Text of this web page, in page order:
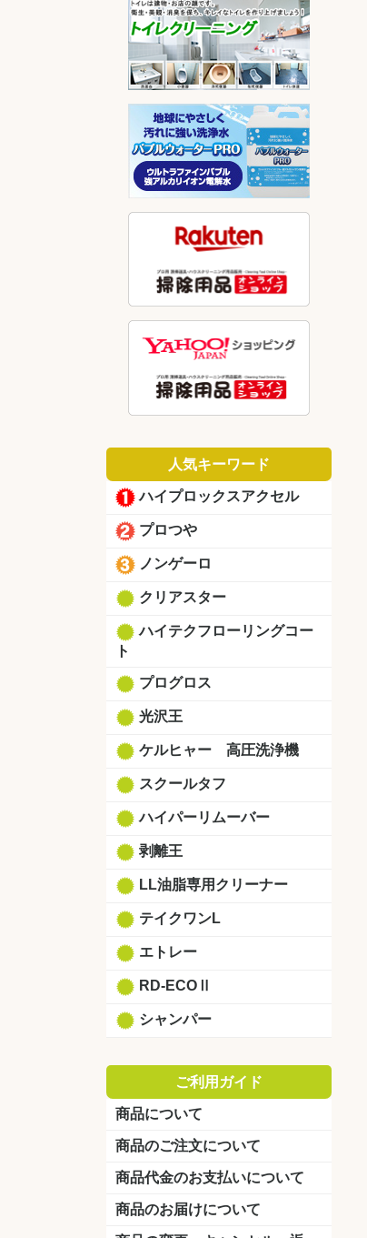
人気キーワード
ハイプロックスアクセル
プロつや
ノンゲーロ
クリアスター
ハイテクフローリングコー
ト
プログロス
光沢王
ケルヒャー 高圧洗浄機
スクールタフ
ハイパーリムーバー
剥離王
LL油脂専用クリーナー
テイクワンL
エトレー
RD-ECOⅡ
シャンパー
ご利用ガイド
商品について
商品のご注文について
商品代金のお支払いについて
商品のお届けについて